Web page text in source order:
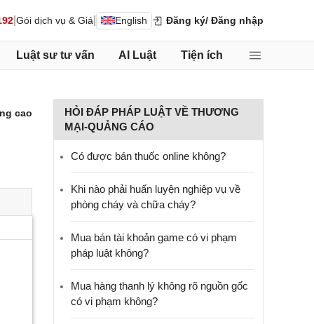
Gói dịch vụ & Giá English Đăng ký/ Đăng nhập
Luật sư tư vấn AI Luật Tiện ích
cao
HỎI ĐÁP PHÁP LUẬT VỀ THƯƠNG
MẠI-QUẢNG CÁO
Có được bán thuốc online không?
Khi nào phải huấn luyện nghiệp vụ về
phòng cháy và chữa cháy?
Mua bán tài khoản game có vi phạm
pháp luật không?
Mua hàng thanh lý không rõ nguồn gốc
có vi phạm không?